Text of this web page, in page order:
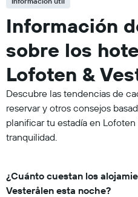
Información
sobre los
Lofoten &
Descubre las tendencias de
reservar y otros consejos
planificar tu estadía en
tranquilidad.
¿Cuánto cuestan los
Vesterålen esta noche?